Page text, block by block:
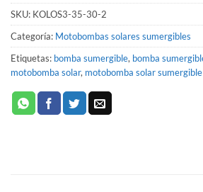
SKU: KOLOS3-35-30-2
Categoría: Motobombas solares sumergibles
Etiquetas: bomba sumergible, bomba
motobomba solar, motobomba solar sumergible